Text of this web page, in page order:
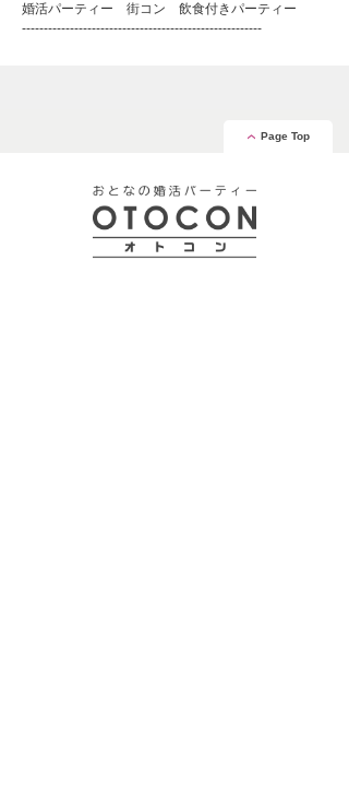
婚活パーティー 街コン 飲食付きパーティー
-------------------------------------------------------
Page Top